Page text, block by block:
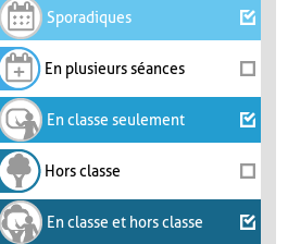
Sporadiques
En plusieurs séances
En classe seulement
Hors classe
En classe et hors classe